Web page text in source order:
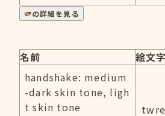
の詳細を見る
名前
絵文字
handshake: medium
-dark skin tone, ligh
t skin tone